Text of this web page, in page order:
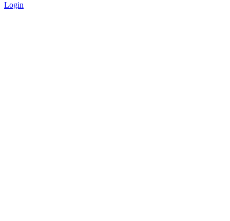
Login